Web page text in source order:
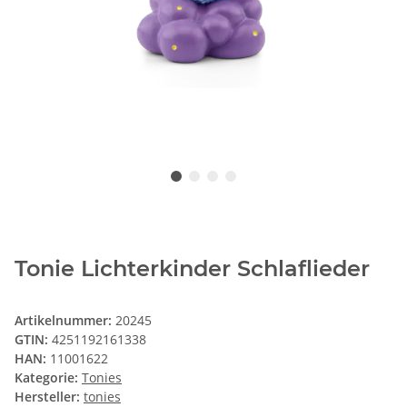
Tonie Lichterkinder Schlaflieder
Artikelnummer: 20245
GTIN: 4251192161338
HAN: 11001622
Kategorie: Tonies
Hersteller: tonies